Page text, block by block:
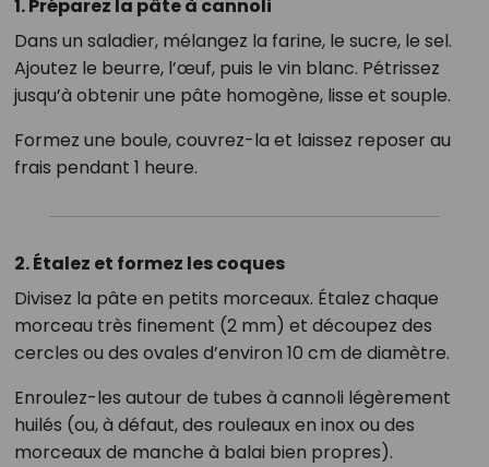
1. Préparez la pâte à cannoli
Dans un saladier, mélangez la farine, le sucre, le sel.
Ajoutez le beurre, l’œuf, puis le vin blanc. Pétrissez
jusqu’à obtenir une pâte homogène, lisse et souple.
Formez une boule, couvrez-la et laissez reposer au
frais pendant 1 heure.
2. Étalez et formez les coques
Divisez la pâte en petits morceaux. Étalez chaque
morceau très finement (2 mm) et découpez des
cercles ou des ovales d’environ 10 cm de diamètre.
Enroulez-les autour de tubes à cannoli légèrement
huilés (ou, à défaut, des rouleaux en inox ou des
morceaux de manche à balai bien propres).